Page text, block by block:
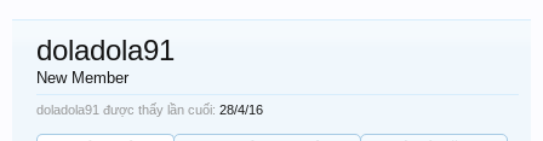
doladola91
New Member
doladola91 được thấy lần cuối: 28/4/16